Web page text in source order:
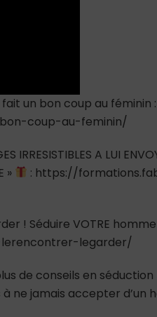
un bon coup au féminin :
coup-au-feminin/
IRRESISTIBLES A LUI
»
: https://
! Séduire VOTRE
legarder/
de conseils en
ne jamais accepter d’un